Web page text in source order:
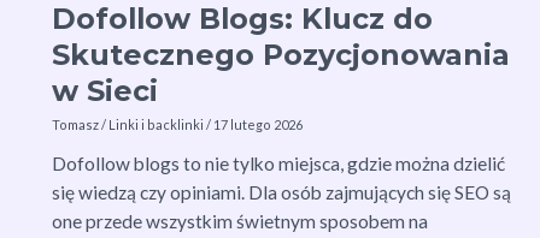
Dofollow Blogs: Klucz do
Skutecznego Pozycjonowania
w Sieci
Tomasz/ Linki i backlinki / 17 lutego 2026
Dofollow blogs to nie tylko miejsca, gdzie można dzielić
się wiedzą czy opiniami. Dla osób zajmujących się SEO są
one przede wszystkim świetnym sposobem na